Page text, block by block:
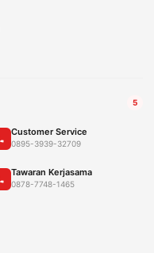
5
Customer Service
0895-3939-32709
Tawaran Kerjasama
0878-7748-1465